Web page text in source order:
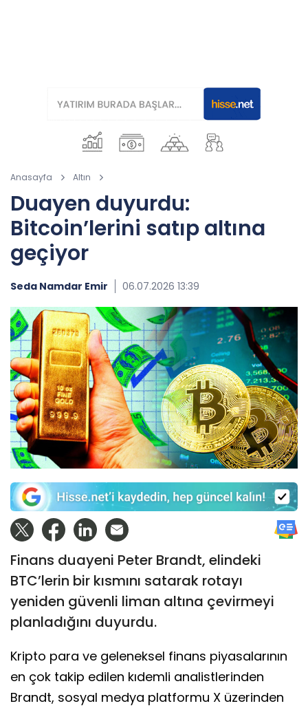
Anasayfa Altın
Duayen duyurdu:
Bitcoin’lerini satıp altına
geçiyor
Seda Namdar Emir 06.07.2026 13:39
Finans duayeni Peter Brandt, elindeki
BTC’lerin bir kısmını satarak rotayı
yeniden güvenli liman altına çevirmeyi
planladığını duyurdu.
Kripto para ve geleneksel finans piyasalarının
en çok takip edilen kıdemli analistlerinden
Brandt, sosyal medya platformu X üzerinden